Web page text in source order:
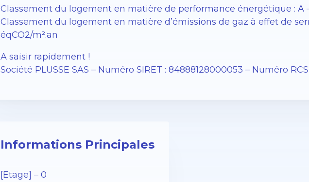
Classement du logement en matière de performance énergétique : A
Classement du logement en matière d’émissions de gaz à effet de
éqCO2/m².an
A saisir rapidement !
Société PLUSSE SAS – Numéro SIRET : 84888128000053 – Numéro
Informations Principales
[Etage] – 0